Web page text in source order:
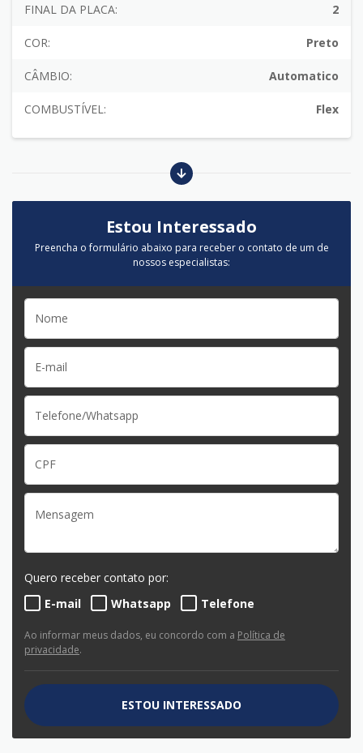
FINAL DA PLACA: 2
COR: Preto
CÂMBIO: Automatico
COMBUSTÍVEL: Flex
Estou Interessado
Preencha o formulário abaixo para receber o contato de um de
nossos especialistas:
Quero receber contato por:
E-mail
Whatsapp Telefone
Ao informar meus dados, eu concordo com a Política de
privacidade.
ESTOU INTERESSADO